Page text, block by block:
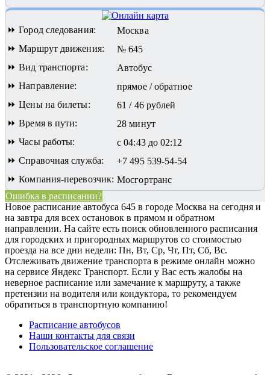
⏩ Город следования:
Москва
⏩ Маршрут движения:
№ 645
⏩ Вид транспорта:
Автобус
⏩ Направление:
прямое / обратное
⏩ Цены на билеты:
61 / 46 рублей
⏩ Время в пути:
28 минут
⏩ Часы работы:
с 04:43 до 02:12
⏩ Справочная служба:
+7 495 539-54-54
⏩ Компания-перевозчик: Мосгортранс
Ошибка в расписании?
Новое расписание автобуса 645 в городе Москва на сегодня и
на завтра для всех остановок в прямом и обратном
направлении. На сайте есть поиск обновленного расписания
для городских и пригородных маршрутов со стоимостью
проезда на все дни недели: Пн, Вт, Ср, Чт, Пт, Сб, Вс.
Отслеживать движение транспорта в режиме онлайн можно
на сервисе Яндекс Транспорт. Если у Вас есть жалобы на
неверное расписание или замечание к маршруту, а также
претензии на водителя или кондуктора, то рекомендуем
обратиться в транспортную компанию!
Расписание автобусов
Наши контакты для связи
Пользовательское соглашение